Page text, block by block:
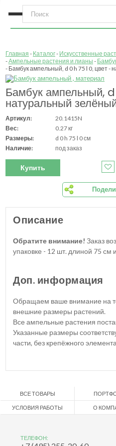
Главная Каталог Искусственные
Ампельные растения и лианы
Бамбук ампельный, d 0 h 75 l 0, цвет -
Бамбук ампельный,
натуральный
Артикул:
20.1415N
Вес:
0.27 кг
Размеры:
d 0 h 75 l 0 см
Наличие:
под заказ
Купить
Описание
Обратите внимание! Заказ
упаковке - 12 шт. длиной 75 см
Доп. информация
Обращаем ваше внимание на
внешние размеры растений.
Все ампельные растения
Указанные размеры
части, без крепёжного
ВСЕ ТОВАРЫ
УСЛОВИЯ РАБОТЫ О
ТЕЛЕФОН: